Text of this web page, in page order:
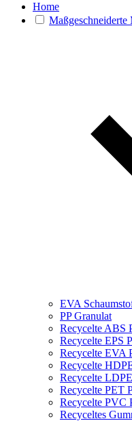
Home
Maßgeschneiderte
EVA
PP Granulat
Recycelte ABS
Recycelte EPS
Recycelte EVA
Recycelte
Recycelte
Recycelte PET
Recycelte PVC
Recyceltes